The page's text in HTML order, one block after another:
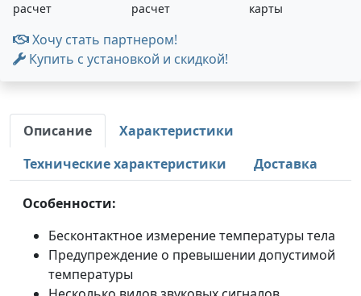
расчет
расчет
карты
Хочу стать партнером!
Купить с установкой и скидкой!
Описание
Характеристики
Технические характеристики
Доставка
Особенности:
Бесконтактное измерение температуры тела
Предупреждение о превышении допустимой
температуры